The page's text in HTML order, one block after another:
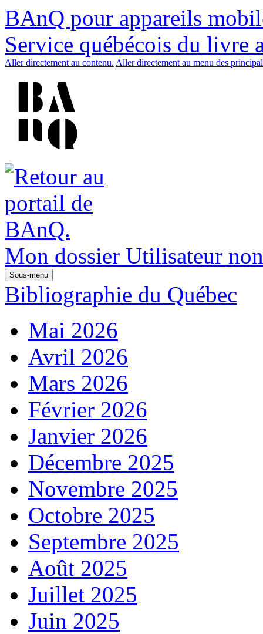
BAnQ pour appareils
Service québécois du livre
Aller directement au contenu. Aller directement au menu des
Mon dossier Utilisateur
Sous-menu
Bibliographie du Québec
Mai 2026
Avril 2026
Mars 2026
Février 2026
Janvier 2026
Décembre 2025
Novembre 2025
Octobre 2025
Septembre 2025
Août 2025
Juillet 2025
Juin 2025